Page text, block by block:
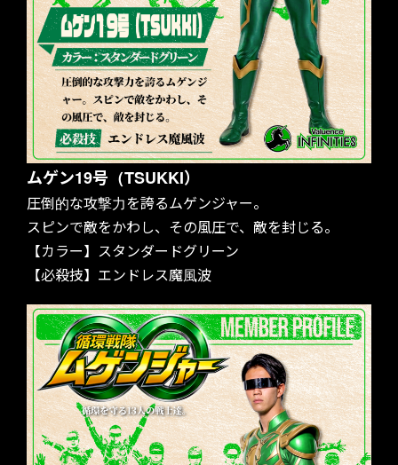
SCHEDULE
ムゲン19号（TSUKKI）
圧倒的な攻撃力を誇るムゲンジャー。
スピンで敵をかわし、その風圧で、敵を封じる。
【カラー】スタンダードグリーン
【必殺技】エンドレス魔風波